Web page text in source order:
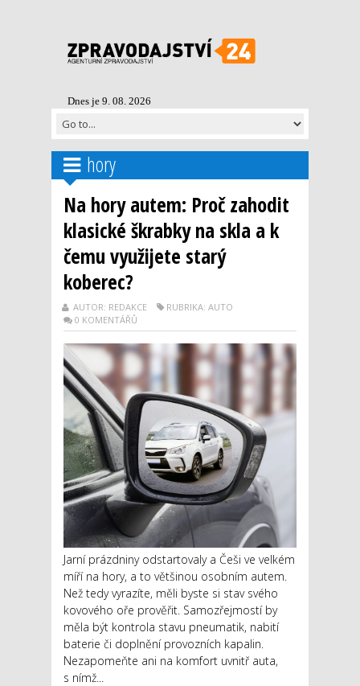
Dnes je 9. 08. 2026
hory
Na hory autem: Proč zahodit
klasické škrabky na skla a k
čemu využijete starý
koberec?
AUTOR: REDAKCE
RUBRIKA: AUTO
0 KOMENTÁŘŮ
Jarní prázdniny odstartovaly a Češi ve velkém
míří na hory, a to většinou osobním autem.
Než tedy vyrazíte, měli byste si stav svého
kovového oře prověřit. Samozřejmostí by
měla být kontrola stavu pneumatik, nabití
baterie či doplnění provozních kapalin.
Nezapomeňte ani na komfort uvnitř auta,
s nímž...